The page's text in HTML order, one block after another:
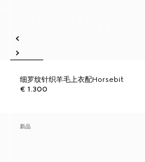
细罗纹针织羊毛上衣配Horsebit
€ 1.300
新品